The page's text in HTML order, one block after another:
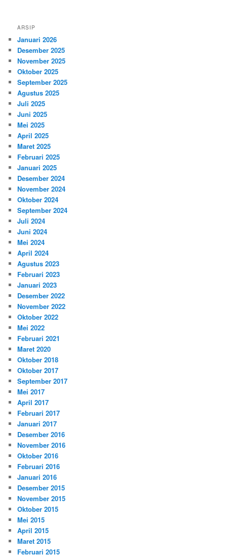
ARSIP
Januari 2026
Desember 2025
November 2025
Oktober 2025
September 2025
Agustus 2025
Juli 2025
Juni 2025
Mei 2025
April 2025
Maret 2025
Februari 2025
Januari 2025
Desember 2024
November 2024
Oktober 2024
September 2024
Juli 2024
Juni 2024
Mei 2024
April 2024
Agustus 2023
Februari 2023
Januari 2023
Desember 2022
November 2022
Oktober 2022
Mei 2022
Februari 2021
Maret 2020
Oktober 2018
Oktober 2017
September 2017
Mei 2017
April 2017
Februari 2017
Januari 2017
Desember 2016
November 2016
Oktober 2016
Februari 2016
Januari 2016
Desember 2015
November 2015
Oktober 2015
Mei 2015
April 2015
Maret 2015
Februari 2015